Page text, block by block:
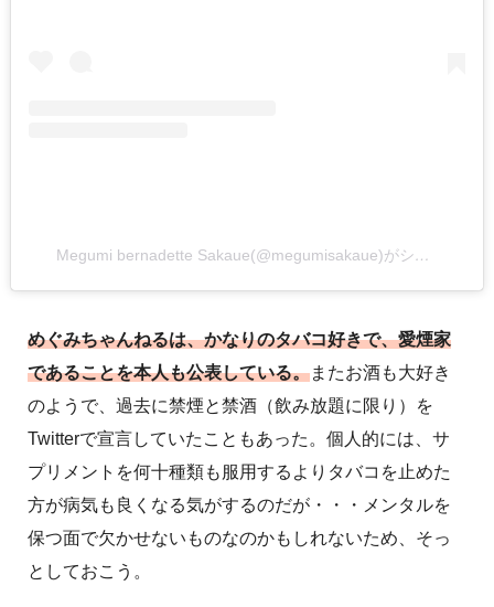
Megumi bernadette Sakaue(@megumisakaue)がシェアした投稿
めぐみちゃんねるは、かなりのタバコ好きで、愛煙家
であることを本人も公表している。またお酒も大好き
のようで、過去に禁煙と禁酒（飲み放題に限り）を
Twitterで宣言していたこともあった。個人的には、サ
プリメントを何十種類も服用するよりタバコを止めた
方が病気も良くなる気がするのだが・・・メンタルを
保つ面で欠かせないものなのかもしれないため、そっ
としておこう。